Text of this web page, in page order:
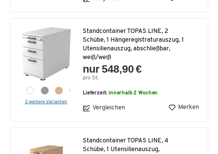
2 weitere Varianten
Standcontainer TOPAS LINE, 2
Schübe, 1 Hängeregistraturauszug, 1
Utensilienauszug, abschließbar,
weiß/weiß
nur 548,90 €
pro St.
Lieferzeit:innerhalb 2 Wochen
Vergleichen Merken
Standcontainer TOPAS LINE, 4
Schübe, 1 Utensilienauszug,